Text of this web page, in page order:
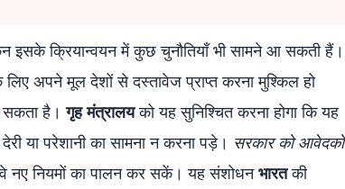
इसके क्रियान्वयन में कुछ चुनौतियाँ भी सामने आ सकती हैं।
अपने मूल देशों से दस्तावेज प्राप्त करना मुश्किल हो
सकता है।गृह मंत्रालयको यह सुनिश्चित करना होगा कि यह
या परेशानी का सामना न करना पड़े। सरकार को आवेदकों
नए नियमों का पालन कर सकें। यह संशोधनभारतकी